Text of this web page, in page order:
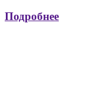
Подробнее